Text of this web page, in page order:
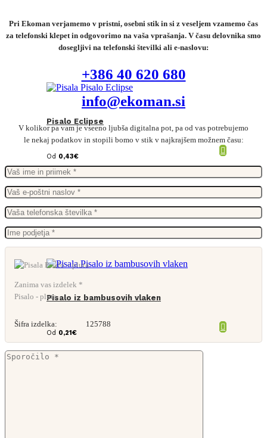
Pisalo Eclipse
Od 0,43€
Pisalo iz bambusovih vlaken
Od 0,21€
Pri Ekoman verjamemo v pristni, osebni stik in si z veseljem vzamemo čas
za telefonski klepet in odgovorimo na vaša vprašanja. V času delovnika smo
dosegljivi na telefonski številki ali e-naslovu:
+386 40 620 680
info@ekoman.si
V kolikor pa vam je vseeno ljubša digitalna pot, pa od vas potrebujemo
le nekaj podatkov in stopili bomo v stik v najkrajšem možnem času:
Zanima vas izdelek *
Pisalo - pluta
Šifra izdelka: 125788